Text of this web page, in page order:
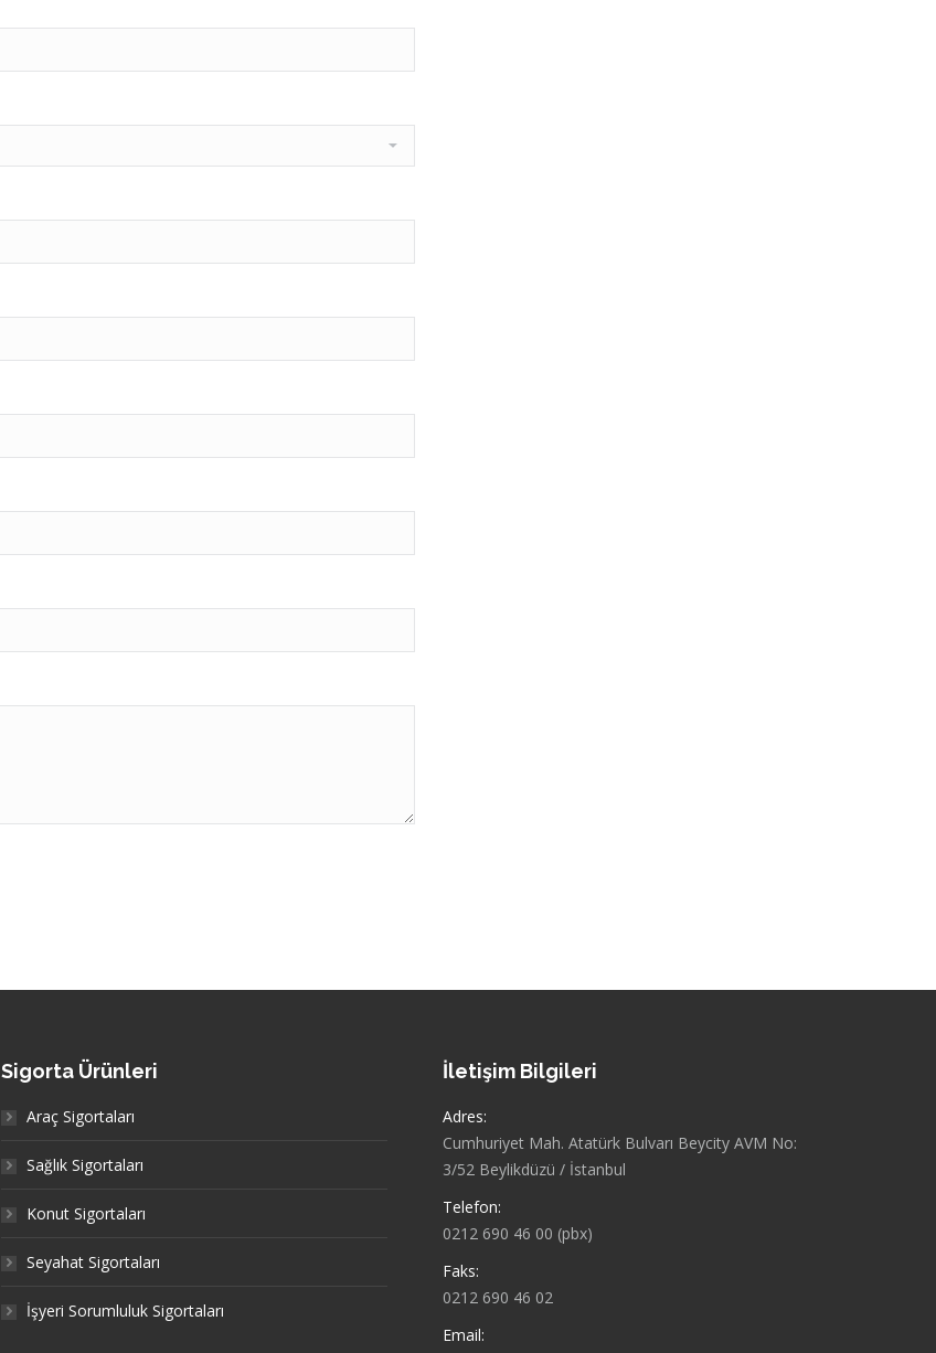
Sigorta Ürünleri
Araç Sigortaları
Sağlık Sigortaları
Konut Sigortaları
Seyahat Sigortaları
İşyeri Sorumluluk Sigortaları
İletişim Bilgileri
Adres:
Cumhuriyet Mah. Atatürk Bulvarı Beycity AVM No:
3/52 Beylikdüzü / İstanbul
Telefon:
0212 690 46 00 (pbx)
Faks:
0212 690 46 02
Email: